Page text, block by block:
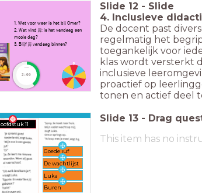
1. Wat voor weer is het bij Omar?
2. Wat vind jij: is het vandaag een
mooie dag?
3. Blijf jij vandaag binnen?
timer
2:00
Slide 12 - Slide
4. Inclusieve
De docent past
regelmatig het
toegankelijk voor
klas wordt versterkt
inclusieve
proactief op
tonen en actief deel
11
Goede juf
De wachtlijst
Luka
Buren
Slide 13 - Drag
This item has no